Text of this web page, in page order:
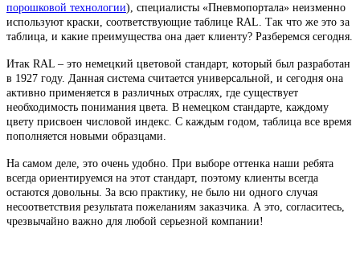
порошковой технологии), специалисты «Пневмопортала» неизменно
используют краски, соответствующие таблице RAL. Так что же это за
таблица, и какие преимущества она дает клиенту? Разберемся сегодня.
Итак RAL – это немецкий цветовой стандарт, который был разработан
в 1927 году. Данная система считается универсальной, и сегодня она
активно применяется в различных отраслях, где существует
необходимость понимания цвета. В немецком стандарте, каждому
цвету присвоен числовой индекс. С каждым годом, таблица все время
пополняется новыми образцами.
На самом деле, это очень удобно. При выборе оттенка наши ребята
всегда ориентируемся на этот стандарт, поэтому клиенты всегда
остаются довольны. За всю практику, не было ни одного случая
несоответствия результата пожеланиям заказчика. А это, согласитесь,
чрезвычайно важно для любой серьезной компании!